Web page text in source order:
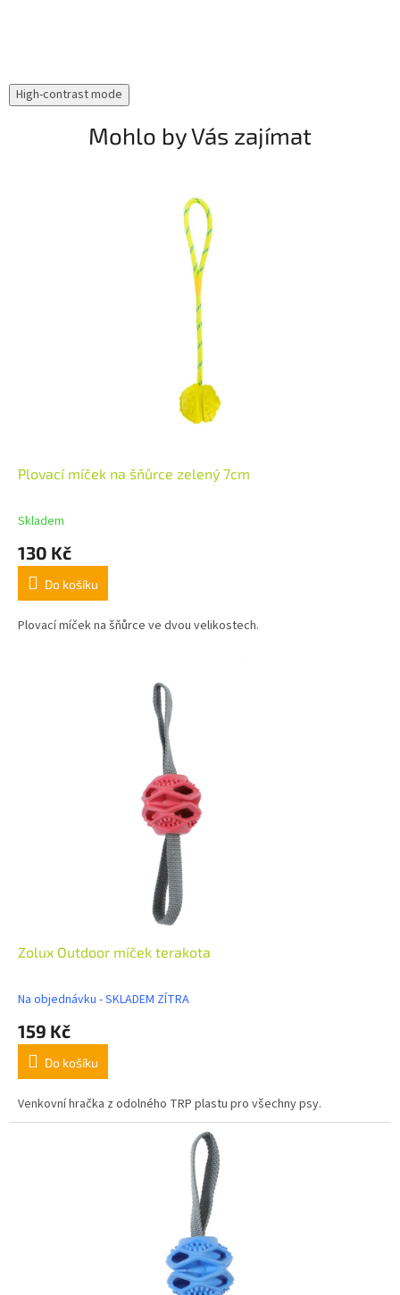
High-contrast mode
Mohlo by Vás zajímat
Plovací míček na šňůrce zelený 7cm
Skladem
130 Kč
Do košíku
Plovací míček na šňůrce ve dvou velikostech.
Zolux Outdoor míček terakota
Na objednávku - SKLADEM ZÍTRA
159 Kč
Do košíku
Venkovní hračka z odolného TRP plastu pro všechny psy.